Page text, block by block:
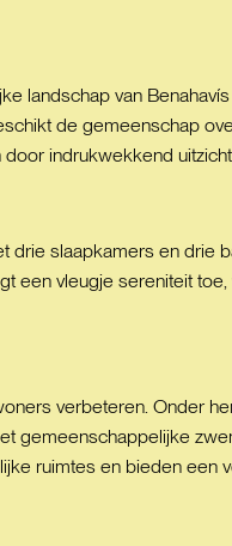
landschap van
de gemeenschap
indrukwekkend
drie slaapkamers en
een vleugje sereniteit
verbeteren. Onder
gemeenschappelijke
ruimtes en bieden een